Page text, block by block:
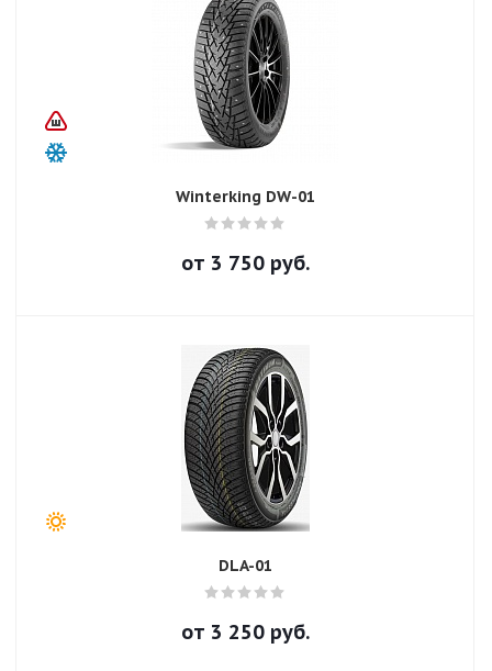
Winterking DW-01
от 3 750руб.
DLA-01
от 3 250руб.